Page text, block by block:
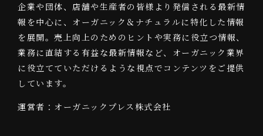
企業や団体、店舗や生産者の皆様より発信される最新情
報を中心に、オーガニック＆ナチュラルに特化した情報
を展開。売上向上のためのヒントや実務に役立つ情報、
業務に直結する有益な最新情報など、オーガニック業界
に役立てていただけるような視点でコンテンツをご提供
しています。
運営者：オーガニックプレス株式会社